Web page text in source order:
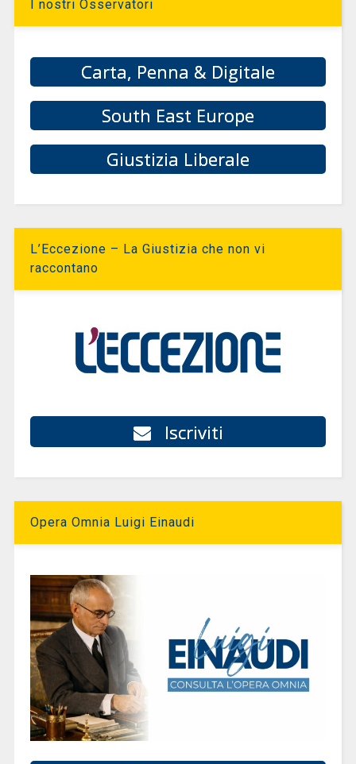
I nostri Osservatori
Carta, Penna & Digitale
South East Europe
Giustizia Liberale
L’Eccezione – La Giustizia che non vi
raccontano
Iscriviti
Opera Omnia Luigi Einaudi